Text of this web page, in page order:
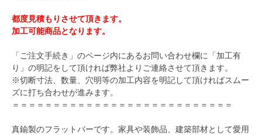
都度見積もりさせて頂きます。
加工可能商品となります。
「ご注文手続き」のページ内にあるお問い合わせ欄に「加工有
り」の明記をして頂ければ弊社よりご連絡させて頂きます。
※切断寸法、数量、穴明等の加工内容を明記して頂ければスムー
ズに打ち合わせが進みます。
＝＝＝＝＝＝＝＝＝＝＝＝＝＝＝＝＝＝＝＝＝＝＝＝＝＝＝
真鍮製のフラットバーです。家具や装飾品、建築部材として愛用